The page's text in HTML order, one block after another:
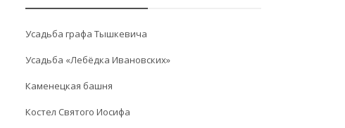
Усадьба графа Тышкевича
Усадьба «Лебёдка Ивановских»
Каменецкая башня
Костел Святого Иосифа